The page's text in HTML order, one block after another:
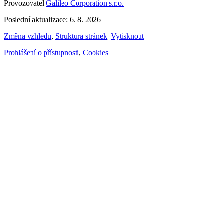
Provozovatel Galileo Corporation s.r.o.
Poslední aktualizace: 6. 8. 2026
Změna vzhledu, Struktura stránek, Vytisknout
Prohlášení o přístupnosti, Cookies